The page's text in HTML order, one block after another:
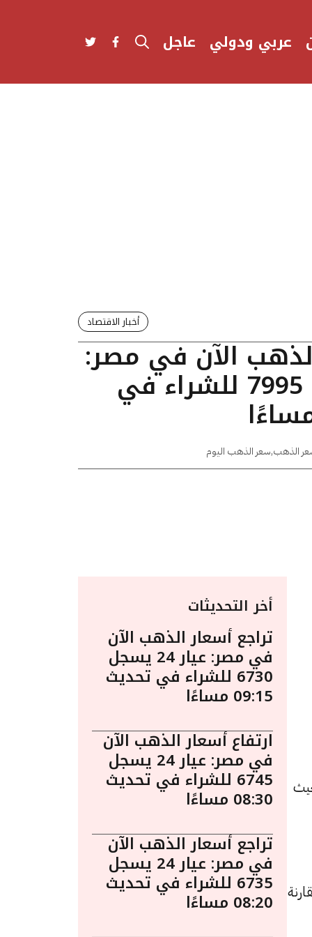
عربي ودولي عاجل
أخبار الاقتصاد
الآن في مصر:
عيار 24 يسجل 7995 للشراء في
الذهب,سعر الذهب اليوم
الساعة 8:40 مساءً. حيث
بقيمة 5 جنيهات مقارنة
أخر التحديثات
تراجع أسعار الذهب الآن
في مصر: عيار 24 يسجل
6730 للشراء في تحديث
09:15 مساءًا
ارتفاع أسعار الذهب الآن
في مصر: عيار 24 يسجل
6745 للشراء في تحديث
08:30 مساءًا
تراجع أسعار الذهب الآن
في مصر: عيار 24 يسجل
6735 للشراء في تحديث
08:20 مساءًا